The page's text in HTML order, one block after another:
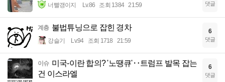
너빨갱이지 Lv.86 조회 1384 21:59 댓글
계층 불법튜닝으로 잡힌 경차
강슬기 Lv.94 조회 1718 21:59
6
댓글
이슈 미국-이란 합의? '노땡큐'‥트럼프 발목 잡는
건 이스라엘
6
댓글